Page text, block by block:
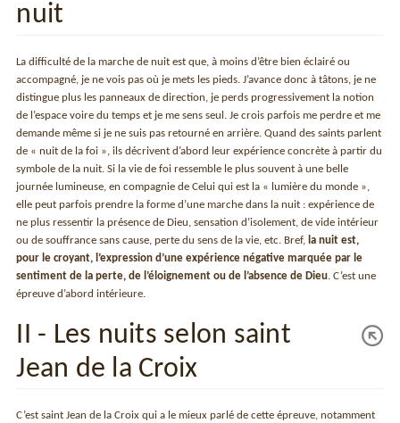
nuit
La difficulté de la marche de nuit est que, à moins d’être bien éclairé ou
accompagné, je ne vois pas où je mets les pieds. J’avance donc à tâtons, je ne
distingue plus les panneaux de direction, je perds progressivement la notion
de l’espace voire du temps et je me sens seul. Je crois parfois me perdre et me
demande même si je ne suis pas retourné en arrière. Quand des saints parlent
de « nuit de la foi », ils décrivent d’abord leur expérience concrète à partir du
symbole de la nuit. Si la vie de foi ressemble le plus souvent à une belle
journée lumineuse, en compagnie de Celui qui est la « lumière du monde »,
elle peut parfois prendre la forme d’une marche dans la nuit : expérience de
ne plus ressentir la présence de Dieu, sensation d’isolement, de vide intérieur
ou de souffrance sans cause, perte du sens de la vie, etc. Bref, la nuit est,
pour le croyant, l’expression d’une expérience négative marquée par le
sentiment de la perte, de l’éloignement ou de l’absence de Dieu. C’est une
épreuve d’abord intérieure.
II - Les nuits selon saint
Jean de la Croix
C’est saint Jean de la Croix qui a le mieux parlé de cette épreuve, notamment